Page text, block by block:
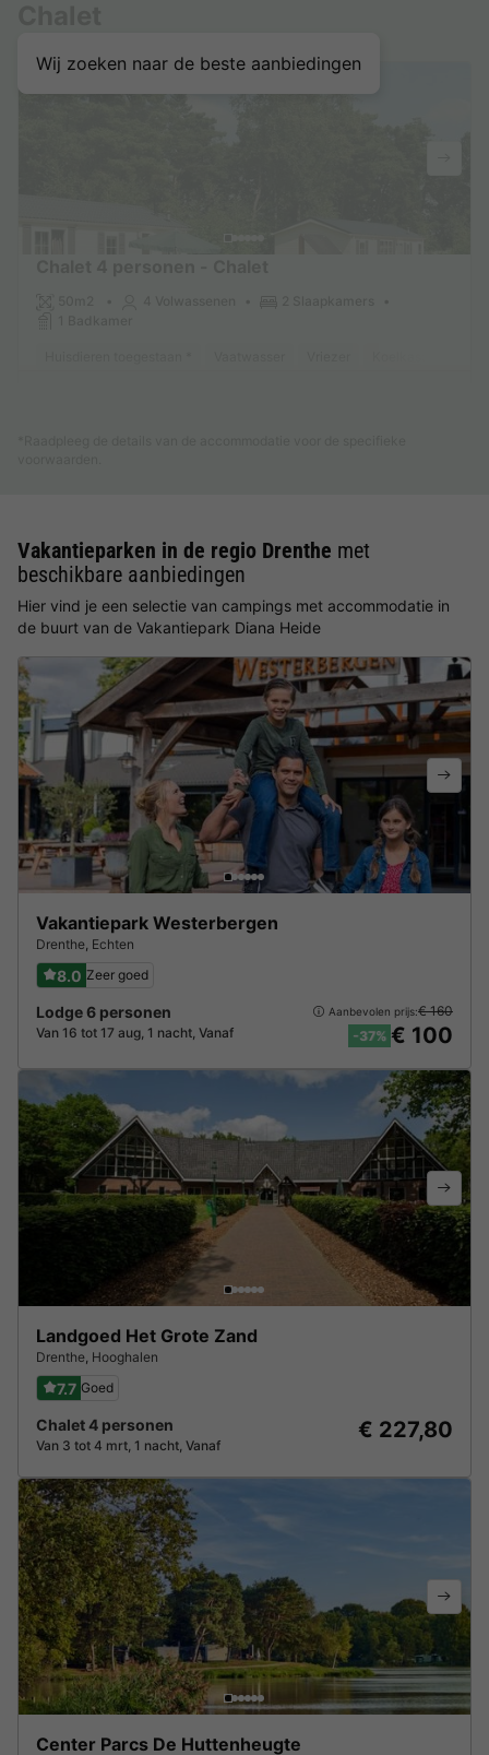
Wij zoeken naar de beste aanbiedingen
Vakantieparken in de regio Drenthe met
beschikbare aanbiedingen
Hier vind je een selectie van campings met accommodatie in
de buurt van de Vakantiepark Diana Heide
Vakantiepark Westerbergen
Drenthe, Echten
8.0 Zeer goed
Lodge 6 personen
Van 16 tot 17 aug, 1 nacht, Vanaf
Aanbevolen prijs:€ 160
-37% € 100
Landgoed Het Grote Zand
Drenthe, Hooghalen
7.7 Goed
Chalet 4 personen
Van 3 tot 4 mrt, 1 nacht, Vanaf
€ 227,80
Center Parcs De Huttenheugte